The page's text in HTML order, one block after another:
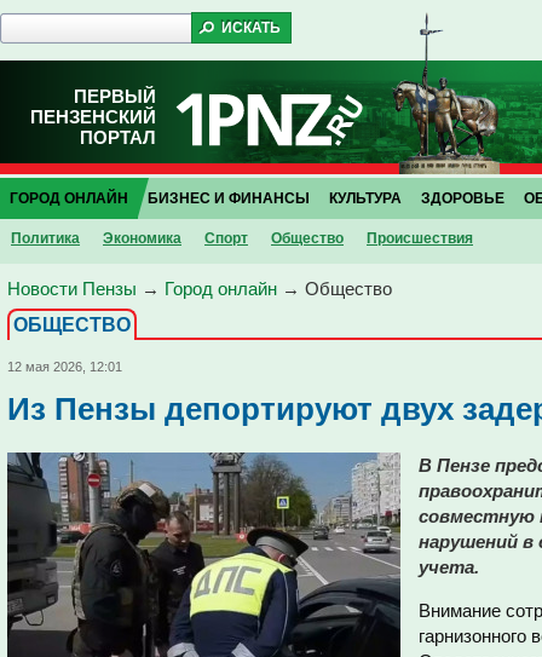
ПЕРВЫЙ
ПЕНЗЕНСКИЙ
ПОРТАЛ
ГОРОД ОНЛАЙН
Политика Экономика Спорт Общество Проиcшествия
БИЗНЕС И ФИНАНСЫ КУЛЬТУРА ЗДОРОВЬЕ
Новости Пензы → Город онлайн → Общество
ОБЩЕСТВО
12 мая 2026, 12:01
Из Пензы депортируют двух
В Пензе
совместную
нарушений в
учета.
Внимание
гарнизонного